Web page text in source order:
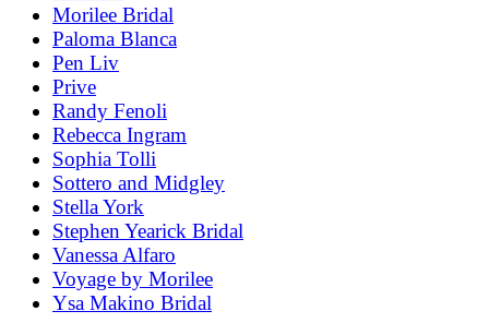
Morilee Bridal
Paloma Blanca
Pen Liv
Prive
Randy Fenoli
Rebecca Ingram
Sophia Tolli
Sottero and Midgley
Stella York
Stephen Yearick Bridal
Vanessa Alfaro
Voyage by Morilee
Ysa Makino Bridal